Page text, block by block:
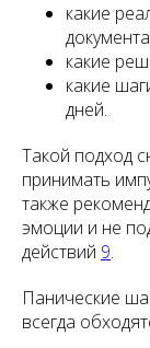
какие
какие
какие
дней.
Такой подход
принимать
также
эмоции и не
действий 9.
Панические
всегда